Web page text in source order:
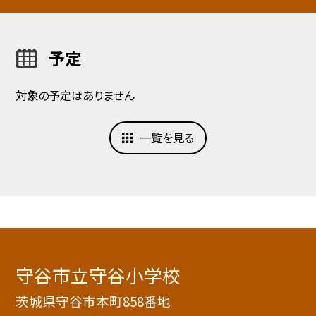
予定
対象の予定はありません
一覧を見る
守谷市立守谷小学校
茨城県守谷市本町858番地